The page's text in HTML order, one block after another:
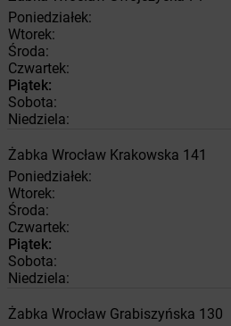
Poniedziałek:
Wtorek:
Środa:
Czwartek:
Piątek:
Sobota:
Niedziela:
Żabka Wrocław Krakowska 141
Poniedziałek:
Wtorek:
Środa:
Czwartek:
Piątek:
Sobota:
Niedziela:
Żabka Wrocław Grabiszyńska 130